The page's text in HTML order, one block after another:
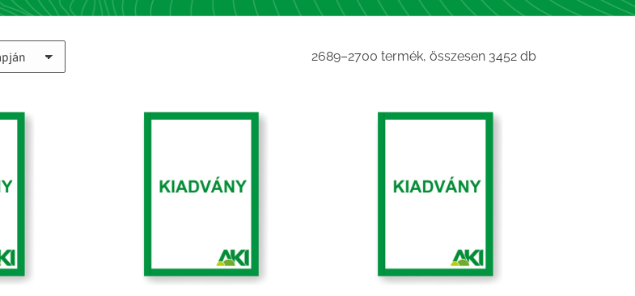
2689–2700 termék, összesen 3452 dbSorted